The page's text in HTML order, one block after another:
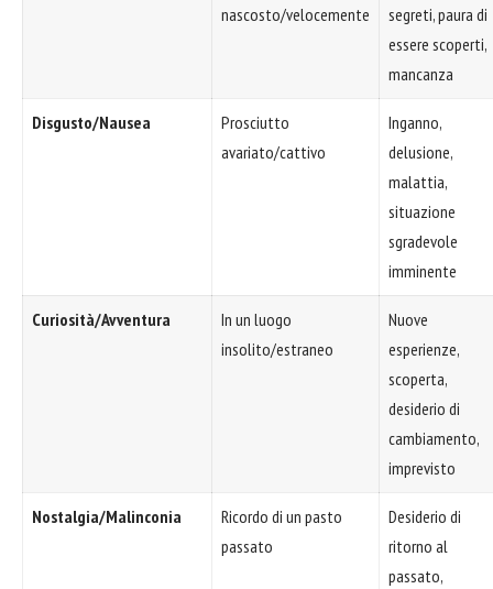
nascosto/velocemente
segreti, paura di
essere scoperti,
mancanza
Disgusto/Nausea
Prosciutto
avariato/cattivo
Inganno,
delusione,
malattia,
situazione
sgradevole
imminente
Curiosità/Avventura
In un luogo
insolito/estraneo
Nuove
esperienze,
scoperta,
desiderio di
cambiamento,
imprevisto
Nostalgia/Malinconia
Ricordo di un pasto
passato
Desiderio di
ritorno al
passato,